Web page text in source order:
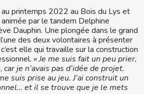
printemps 2022 au Bois du Lys et
par le tandem Delphine
Dauphin. Une plongée dans le grand
des deux volontaires à présenter
elle qui travaille sur la construction
« Je me suis fait un peu prier,
car je n’avais pas d’idée de projet.
suis prise au jeu. J’ai construit un
et il se trouve que je le mets